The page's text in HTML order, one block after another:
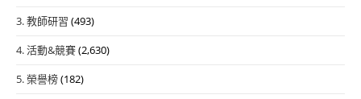
3. 教師研習 (493)
4. 活動&競賽(2,630)
5. 榮譽榜(182)